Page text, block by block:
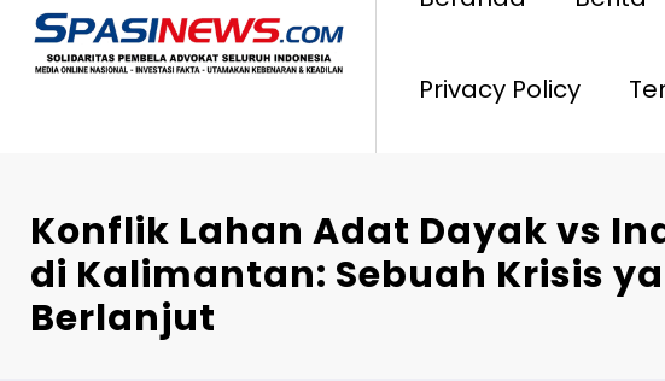
Privacy Policy
Konflik Lahan Adat Dayak vs
di Kalimantan: Sebuah Krisis
Berlanjut